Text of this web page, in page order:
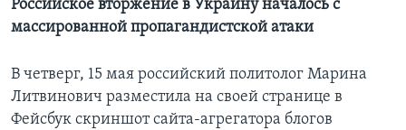
Российское вторжение в Украину началось с
массированной пропагандистской атаки
В четверг, 15 мая российский политолог Марина
Литвинович разместила на своей странице в
Фейсбук скриншот сайта-агрегатора блогов